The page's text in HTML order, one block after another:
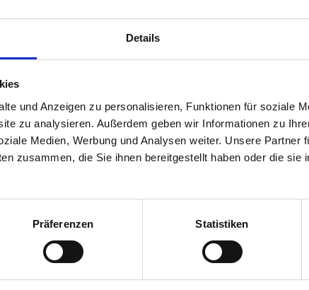
Details
und Anzeigen zu personalisieren, Funktionen für soziale
zu analysieren. Außerdem geben wir Informationen zu
Medien, Werbung und Analysen weiter. Unsere Partner
zusammen, die Sie ihnen bereitgestellt haben oder die sie
Präferenzen Statistiken
mit der Sozial-Dezernentin Elke
Tisch-Parlamenten.